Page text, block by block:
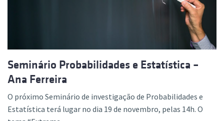
Seminário Probabilidades e Estatística –
Ana Ferreira
O próximo Seminário de investigação de Probabilidades e
Estatística terá lugar no dia 19 de novembro, pelas 14h. O